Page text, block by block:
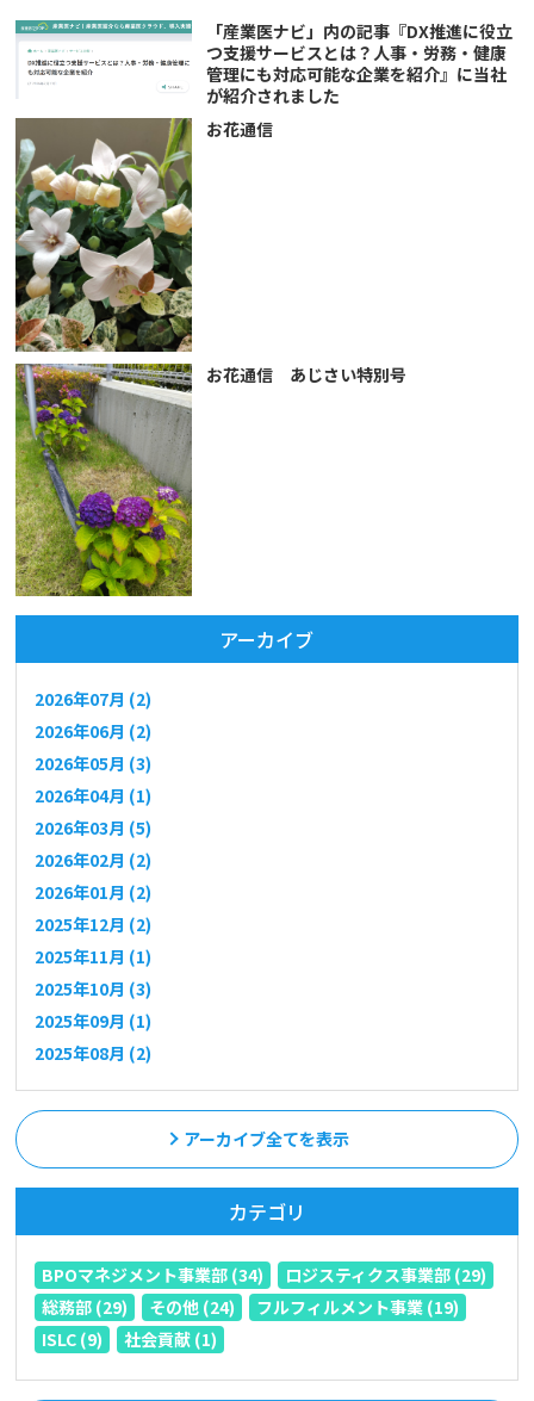
「産業医ナビ」内の記事『DX推進に役立
つ支援サービスとは？人事・労務・健康
管理にも対応可能な企業を紹介』に当社
が紹介されました
お花通信
お花通信 あじさい特別号
アーカイブ
2026年07月 (2)
2026年06月 (2)
2026年05月 (3)
2026年04月 (1)
2026年03月 (5)
2026年02月 (2)
2026年01月 (2)
2025年12月 (2)
2025年11月 (1)
2025年10月 (3)
2025年09月 (1)
2025年08月 (2)
アーカイブ全てを表示
カテゴリ
BPOマネジメント事業部 (34)
ロジスティクス事業部 (29)
総務部 (29)
その他 (24)
フルフィルメント事業 (19)
ISLC (9)
社会貢献 (1)